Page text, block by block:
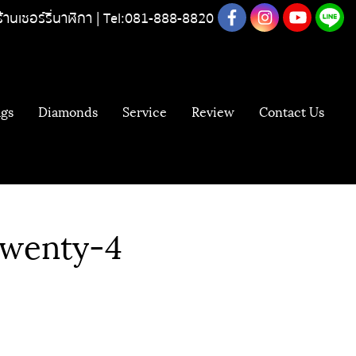
นเชอร์รี่นาฬิกา | Tel:081-888-8820
Diamonds Service Review Contact Us
4